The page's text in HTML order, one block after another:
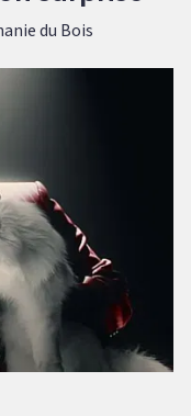
du Bois